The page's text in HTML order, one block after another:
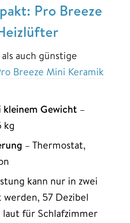
Pro Breeze
auch günstige
Breeze Mini Keramik
kleinem Gewicht –
kg
– Thermostat,
kann nur in zwei
57 Dezibel
laut für Schlafzimmer